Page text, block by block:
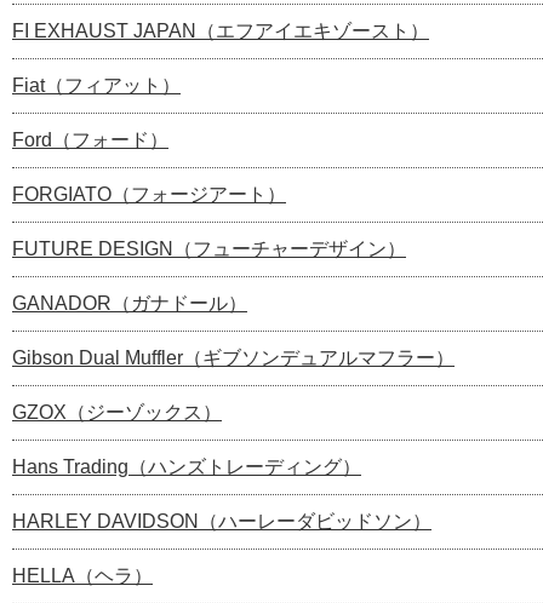
FI EXHAUST JAPAN（エフアイエキゾースト）
Fiat（フィアット）
Ford（フォード）
FORGIATO（フォージアート）
FUTURE DESIGN（フューチャーデザイン）
GANADOR（ガナドール）
Gibson Dual Muffler（ギブソンデュアルマフラー）
GZOX（ジーゾックス）
Hans Trading（ハンズトレーディング）
HARLEY DAVIDSON（ハーレーダビッドソン）
HELLA（ヘラ）